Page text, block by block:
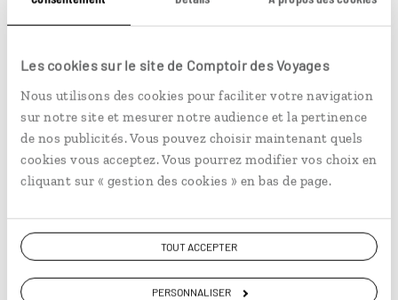
Les cookies sur le site de Comptoir des Voyages
Nous utilisons des cookies pour faciliter votre navigation
sur notre site et mesurer notre audience et la pertinence
de nos publicités. Vous pouvez choisir maintenant quels
cookies vous acceptez. Vous pourrez modifier vos choix en
cliquant sur « gestion des cookies » en bas de page.
TOUT ACCEPTER
PERSONNALISER
7
Le Blue Lagoon, must de la
péninsule de Reykjanes
voyage en Islande. Ses eaux laiteuses perdues dans un